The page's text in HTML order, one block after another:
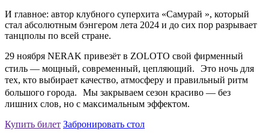
И главное: автор клубного суперхита «Самурай », который
стал абсолютным бэнгером лета 2024 и до сих пор разрывает
танцполы по всей стране.
29 ноября NERAK привезёт в ZOLOTO свой фирменный
стиль — мощный, современный, цепляющий. Это ночь для
тех, кто выбирает качество, атмосферу и правильный ритм
большого города. Мы закрываем сезон красиво — без
лишних слов, но с максимальным эффектом.
Купить билет Забронировать стол